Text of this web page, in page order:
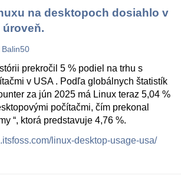
na desktopoch dosiahlo v
úroveň.
Balin50
prekročil 5 % podiel na trhu s
v USA . Podľa globálnych štatistík
za jún 2025 má Linux teraz 5,04 %
počítačmi, čím prekonal
“, ktorá predstavuje 4,76 %.
linux-desktop-usage-usa/